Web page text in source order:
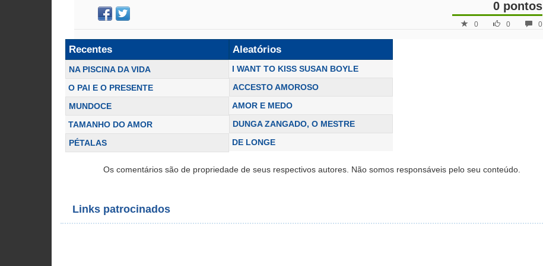
0 pontos
0
0
0
Recentes
NA PISCINA DA VIDA
O PAI E O PRESENTE
MUNDOCE
TAMANHO DO AMOR
PÉTALAS
Aleatórios
I WANT TO KISS SUSAN BOYLE
ACCESTO AMOROSO
AMOR E MEDO
DUNGA ZANGADO, O MESTRE
DE LONGE
Os comentários são de propriedade de seus respectivos autores. Não somos responsáveis pelo seu conteúdo.
Links patrocinados